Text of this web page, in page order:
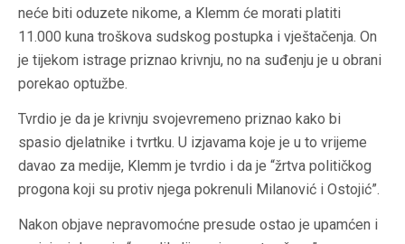
neće biti oduzete nikome, a Klemm će morati platiti
11.000 kuna troškova sudskog postupka i vještačenja. On
je tijekom istrage priznao krivnju, no na suđenju je u obrani
porekao optužbe.
Tvrdio je da je krivnju svojevremeno priznao kako bi
spasio djelatnike i tvrtku. U izjavama koje je u to vrijeme
davao za medije, Klemm je tvrdio i da je “žrtva političkog
progona koji su protiv njega pokrenuli Milanović i Ostojić”.
Nakon objave nepravomoćne presude ostao je upamćen i